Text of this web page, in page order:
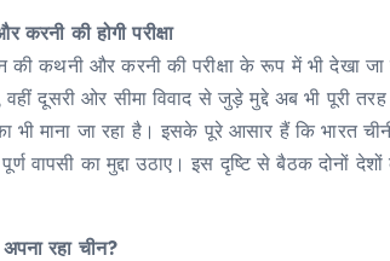
की होगी परीक्षा
कथनी और करनी की परीक्षा के रूप में भी देखा जा
वहीं दूसरी ओर सीमा विवाद से जुड़े मुद्दे अब भी पूरी
माना जा रहा है। इसके पूरे आसार हैं कि भारत
वापसी का मुद्दा उठाए। इस दृष्टि से बैठक दोनों
रहा चीन?